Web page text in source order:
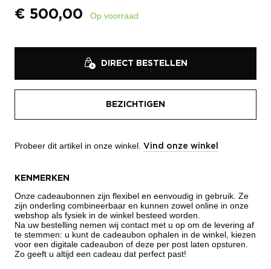
€ 500,00 Op voorraad
DIRECT BESTELLEN
BEZICHTIGEN
Probeer dit artikel in onze winkel. Vind onze winkel
KENMERKEN
Onze cadeaubonnen zijn flexibel en eenvoudig in gebruik. Ze
zijn onderling combineerbaar en kunnen zowel online in onze
webshop als fysiek in de winkel besteed worden.
Na uw bestelling nemen wij contact met u op om de levering af
te stemmen: u kunt de cadeaubon ophalen in de winkel, kiezen
voor een digitale cadeaubon of deze per post laten opsturen.
Zo geeft u altijd een cadeau dat perfect past!